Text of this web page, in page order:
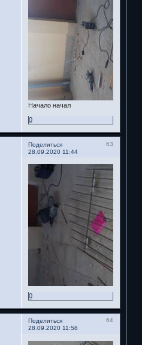
Начало начал
0
Поделиться
63
28.09.2020 11:44
0
Поделиться
64
28.09.2020 11:58